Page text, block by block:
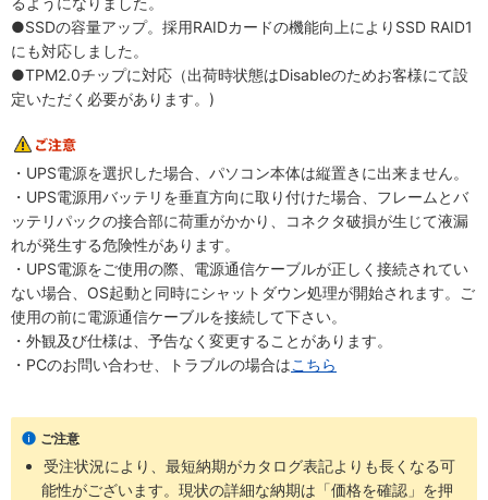
●SSDの容量アップ。採用RAIDカードの機能向上によりSSD RAID1
にも対応しました。
●TPM2.0チップに対応（出荷時状態はDisableのためお客様にて設
定いただく必要があります。)
・UPS電源を選択した場合、パソコン本体は縦置きに出来ません。
・UPS電源用バッテリを垂直方向に取り付けた場合、フレームとバ
ッテリパックの接合部に荷重がかかり、コネクタ破損が生じて液漏
れが発生する危険性があります。
・UPS電源をご使用の際、電源通信ケーブルが正しく接続されてい
ない場合、OS起動と同時にシャットダウン処理が開始されます。ご
使用の前に電源通信ケーブルを接続して下さい。
・外観及び仕様は、予告なく変更することがあります。
・PCのお問い合わせ、トラブルの場合はこちら
ご注意
受注状況により、最短納期がカタログ表記よりも長くなる可
能性がございます。現状の詳細な納期は「価格を確認」を押